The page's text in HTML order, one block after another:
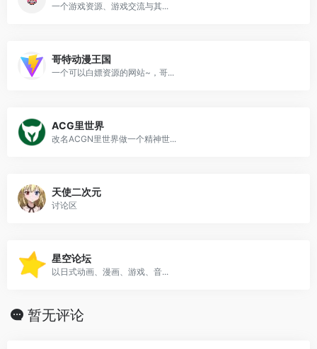
一个游戏资源、游戏交流与其...
哥特动漫王国
一个可以白嫖资源的网站~，哥...
ACG里世界
改名ACGN里世界做一个精神世...
天使二次元
讨论区
星空论坛
以日式动画、漫画、游戏、音...
暂无评论